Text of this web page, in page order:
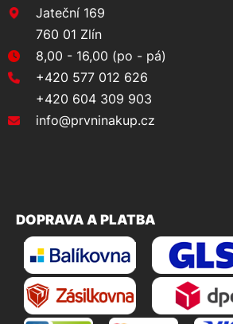
Jateční 169
760 01 Zlín
8,00 - 16,00 (po - pá)
+420 577 012 626
+420 604 309 903
info@prvninakup.cz
DOPRAVA A PLATBA